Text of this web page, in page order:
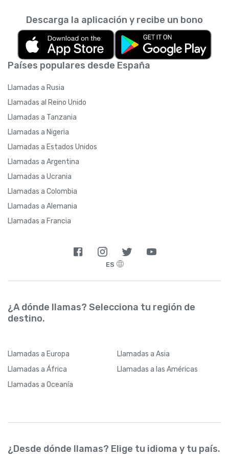
Países populares desde España
Llamadas a Rusia
Llamadas al Reino Unido
Llamadas a Tanzania
Llamadas a Nigeria
Llamadas a Estados Unidos
Llamadas a Argentina
Llamadas a Ucrania
Llamadas a Colombia
Llamadas a Alemania
Llamadas a Francia
Descarga la aplicación y recibe un bono
ES
¿A dónde llamas? Selecciona tu región de
destino.
Llamadas a Europa Llamadas a Asia
Llamadas a África Llamadas a las Américas
Llamadas a Oceanía
¿Desde dónde llamas? Elige tu idioma y tu país.